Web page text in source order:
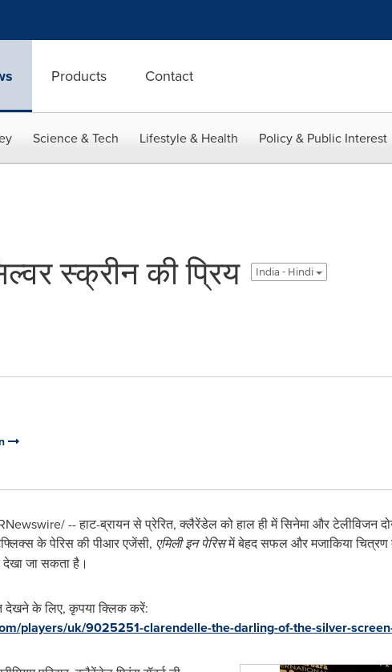
Products Contact
Science & Tech Lifestyle & Health Policy & Public Interest
स्क्रीन की प्रिय India - Hindi
-- हाट-ब्रायन से प्रेरित, क्लैरेंडेल को हाल ही में सिनेमा और टेलीविजन
के पेरिस की पीआर एजेंसी, एमिली इन पेरिसमें बेहद सफल और मजाकिया चित्रण
जा सकता है।
देखने के लिए, कृपया क्लिक करें:
players/uk/9025251-clarendelle-the-darling-of-the-silver-